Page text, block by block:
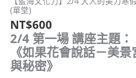
(單堂)
NT$600
2/4 第一場 講座主題：
《如果花會說話－美
與秘密》